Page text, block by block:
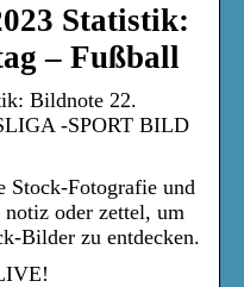
Statistik:
– Fußball
Bildnote 22.
-SPORT BILD
Stock-Fotografie und
oder zettel, um
Bilder zu entdecken.